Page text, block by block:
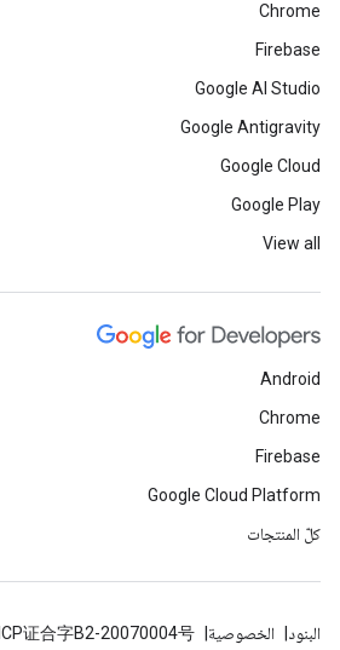
Chrome
Firebase
Google AI Studio
Google Antigravity
Google Cloud
Google Play
View all
Android
Chrome
Firebase
Google Cloud Platform
كلّ المنتجات
البنود الخصوصية ICP证合字B2-20070004号